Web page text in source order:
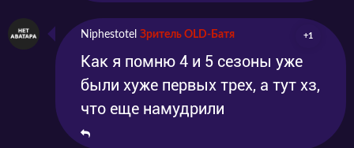
Niphestotel Зритель OLD-Батя +1
Как я помню 4 и 5 сезоны уже
были хуже первых трех, а тут хз,
что еще намудрили